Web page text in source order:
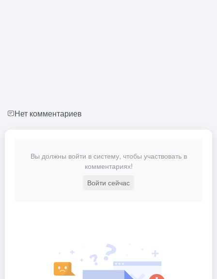
Нет комментариев
Вы должны войти в систему, чтобы участвовать в
комментариях!
Войти сейчас